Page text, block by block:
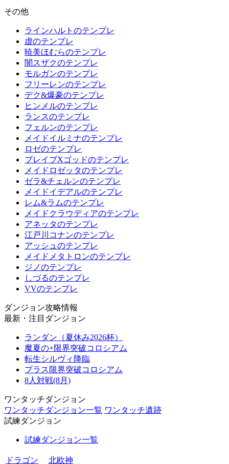
その他
ラインハルトのテンプレ
虚のテンプレ
暁美ほむらのテンプレ
闇スザクのテンプレ
モルガンのテンプレ
フリーレンのテンプレ
デク&爆豪のテンプレ
ヒンメルのテンプレ
ランスのテンプレ
フェルンのテンプレ
メイドイルミナのテンプレ
ロゼのテンプレ
ブレイブXゴッドのテンプレ
メイドロゼッタのテンプレ
ゼラ&チェルンのテンプレ
メイドイデアルのテンプレ
レム&ラムのテンプレ
メイドクラウディアのテンプレ
アネッタのテンプレ
江戸川コナンのテンプレ
アッシュのテンプレ
メイドメタトロンのテンプレ
ジノのテンプレ
しづるのテンプレ
VVのテンプレ
ダンジョン攻略情報
最新・注目ダンジョン
ランダン（夏休み2026杯）
魔夏の+限界突破コロシアム
転生シルヴィ降臨
プラス限界突破コロシアム
8人対戦(8月)
ワンタッチダンジョン
ワンタッチダンジョン一覧 ワンタッチ遺跡
試練ダンジョン
試練ダンジョン一覧
ドラゴン 北欧神